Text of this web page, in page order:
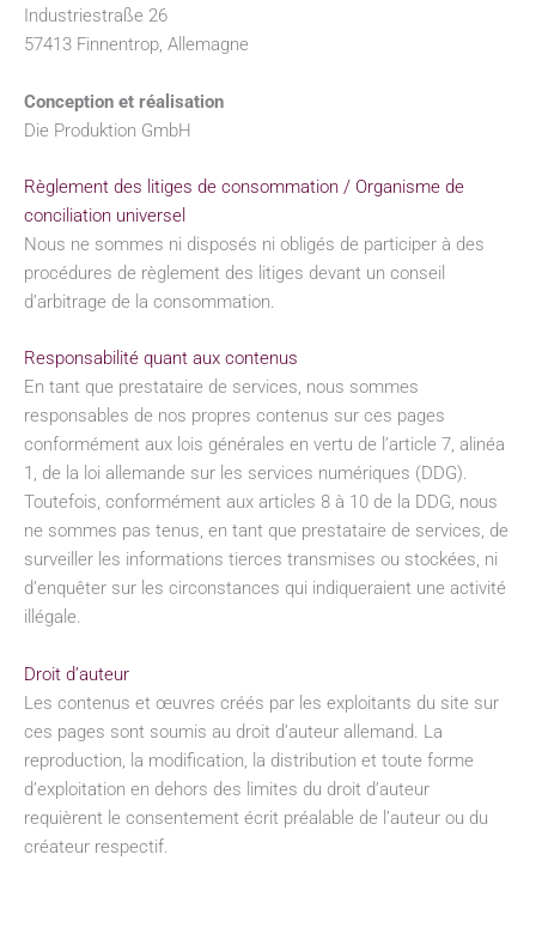
Industriestraße 26
57413 Finnentrop, Allemagne
Conception et réalisation
Die Produktion GmbH
Règlement des litiges de consommation / Organisme de
conciliation universel
Nous ne sommes ni disposés ni obligés de participer à des
procédures de règlement des litiges devant un conseil
d’arbitrage de la consommation.
Responsabilité quant aux contenus
En tant que prestataire de services, nous sommes
responsables de nos propres contenus sur ces pages
conformément aux lois générales en vertu de l’article 7, alinéa
1, de la loi allemande sur les services numériques (DDG).
Toutefois, conformément aux articles 8 à 10 de la DDG, nous
ne sommes pas tenus, en tant que prestataire de services, de
surveiller les informations tierces transmises ou stockées, ni
d’enquêter sur les circonstances qui indiqueraient une activité
illégale.
Droit d’auteur
Les contenus et œuvres créés par les exploitants du site sur
ces pages sont soumis au droit d’auteur allemand. La
reproduction, la modification, la distribution et toute forme
d’exploitation en dehors des limites du droit d’auteur
requièrent le consentement écrit préalable de l’auteur ou du
créateur respectif.